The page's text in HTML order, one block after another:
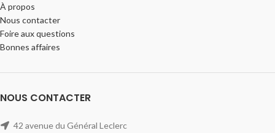
À propos
Nous contacter
Foire aux questions
Bonnes affaires
NOUS CONTACTER
42 avenue du Général Leclerc